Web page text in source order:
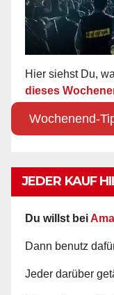
Hier siehst Du,
dieses
Wochenend-
JEDER KAUF
Du willst bei
Dann benutz
Jeder darüber